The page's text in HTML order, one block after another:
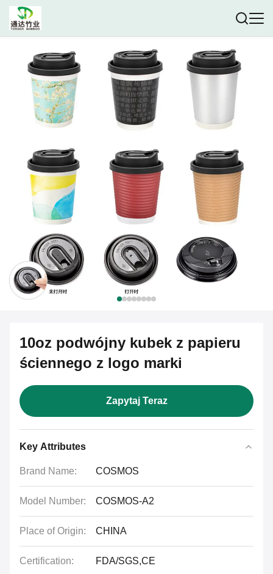
10oz podwójny kubek z papieru
ściennego z logo marki
Zapytaj Teraz
Key Attributes
Brand Name: COSMOS
Model Number: COSMOS-A2
Place of Origin: CHINA
Certification: FDA/SGS,CE